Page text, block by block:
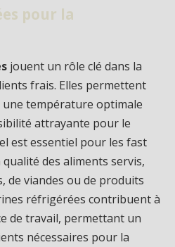
pour la
jouent un rôle clé dans la
frais. Elles permettent
température optimale
attrayante pour le
est essentiel pour les fast
des aliments servis,
de viandes ou de produits
réfrigérées contribuent à
de travail, permettant un
nécessaires pour la